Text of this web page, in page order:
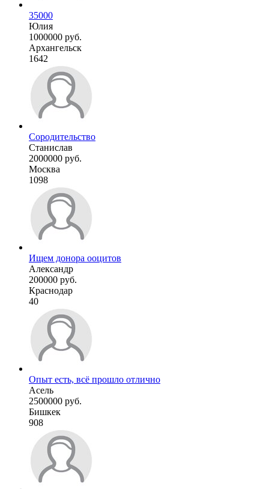
35000
Юлия
1000000 руб.
Архангельск
1642
Сородительство
Станислав
2000000 руб.
Москва
1098
Ищем донора ооцитов
Александр
200000 руб.
Краснодар
40
Опыт есть, всё прошло отлично
Асель
2500000 руб.
Бишкек
908